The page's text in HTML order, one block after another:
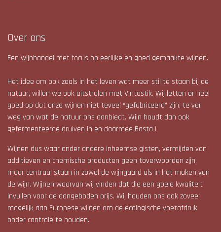
Over ons
Een wijnhandel met focus op eerlijke en goed gemaakte wijnen.
Het idee om ook zoals in het leven wat meer stil te staan bij de
natuur, willen we ook uitstralen met Vintastik. Wij letten er heel
goed op dat onze wijnen niet teveel “gefabriceerd” zijn, te ver
weg van wat de natuur ons aanbiedt. Wijn houdt dan ook
gefermenteerde druiven in en daarmee Basta !
Wijnen dus waar onder andere inheemse gisten, vermijden van
additieven en chemische producten geen toverwoorden zijn,
maar centraal staan in zowel de wijngaard als in het maken van
de wijn. Wijnen waarvan wij vinden dat die een goeie kwaliteit
invullen voor de aangeboden prijs. Wij houden ons ook zoveel
mogelijk aan Europese wijnen om de ecologische voetafdruk
onder controle te houden.